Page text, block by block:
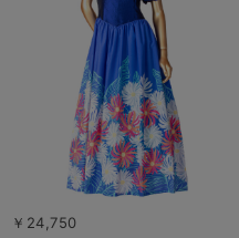
￥24,750